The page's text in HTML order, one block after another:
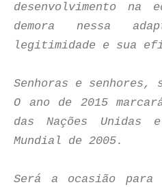
desenvolvimento na
demora nessa
legitimidade e sua
Senhoras e senhores,
O ano de 2015
das Nações Unidas
Mundial de 2005.
Será a ocasião